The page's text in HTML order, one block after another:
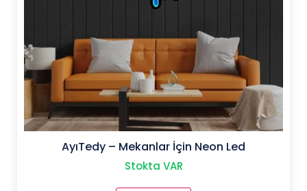
AyıTedy – Mekanlar İçin Neon Led
Stokta VAR